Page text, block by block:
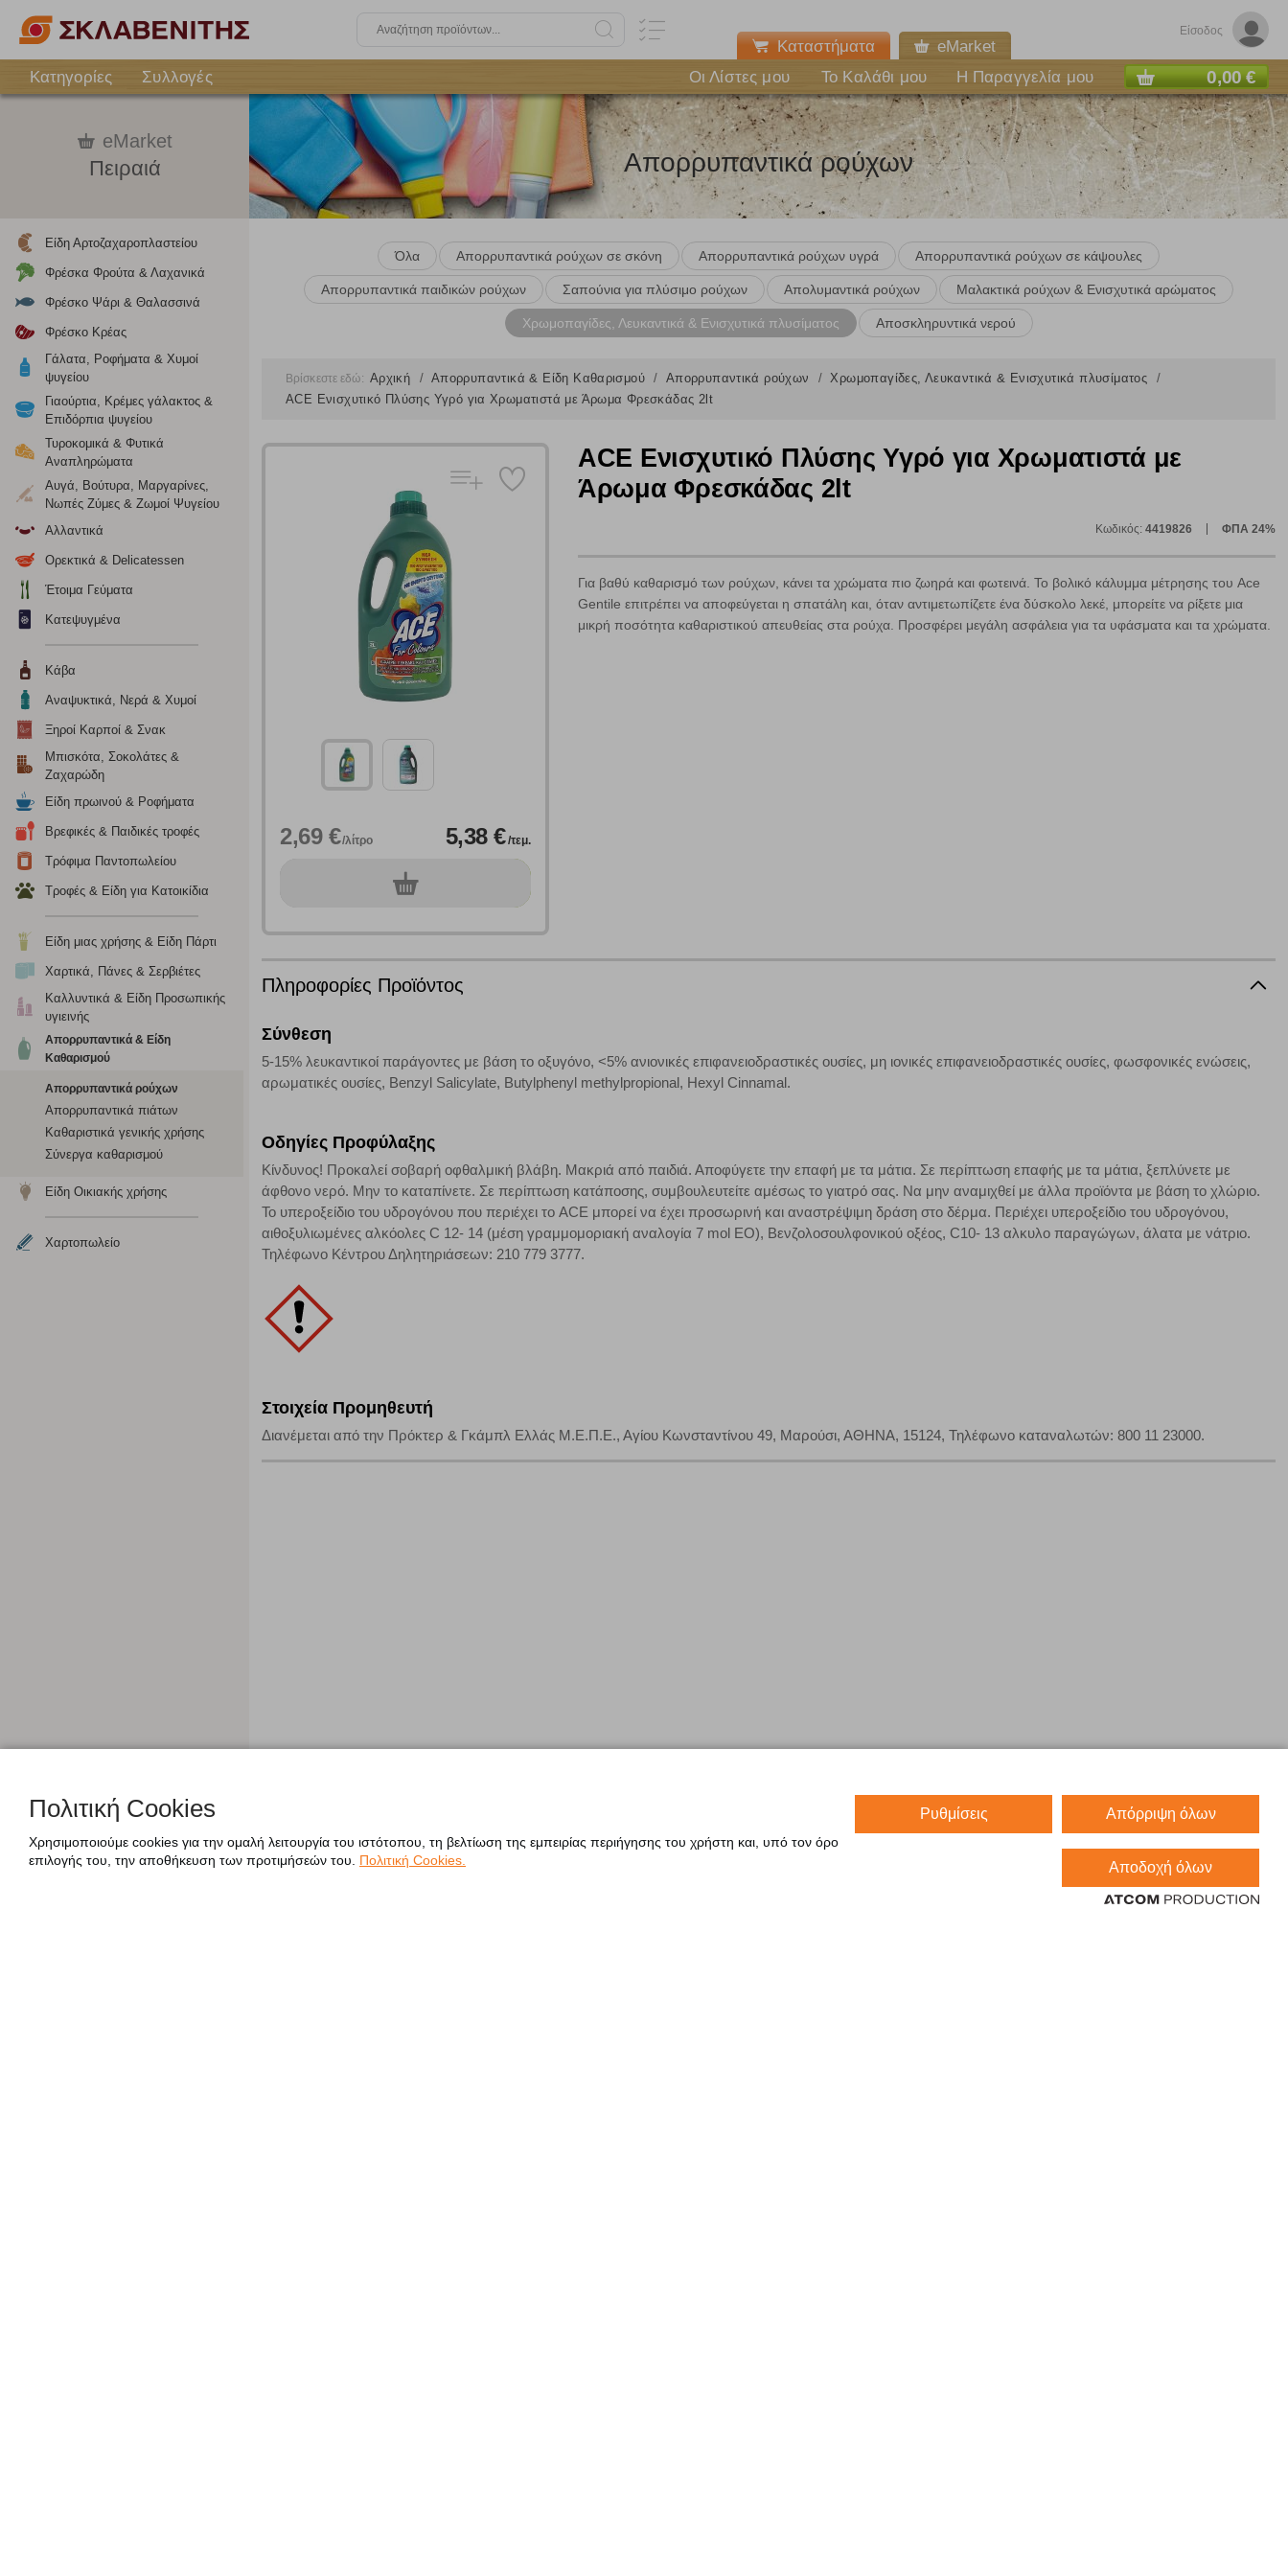
Είσοδος
Καταστήματα
eMarket
Κατηγορίες
Συλλογές Οι Λίστες μου Το Καλάθι μου Η Παραγγελία μου 0,00 €
eMarket
Πειραιά
Είδη Αρτοζαχαροπλαστείου
Φρέσκα Φρούτα & Λαχανικά
Φρέσκο Ψάρι & Θαλασσινά
Φρέσκο Κρέας
Γάλατα, Ροφήματα & Χυμοί
ψυγείου
Γιαούρτια, Κρέμες γάλακτος &
Επιδόρπια ψυγείου
Τυροκομικά & Φυτικά
Αναπληρώματα
Αυγά, Βούτυρα, Μαργαρίνες,
Νωπές Ζύμες & Ζωμοί Ψυγείου
Αλλαντικά
Ορεκτικά & Delicatessen
Έτοιμα Γεύματα
Κατεψυγμένα
Κάβα
Αναψυκτικά, Νερά & Χυμοί
Ξηροί Καρποί & Σνακ
Μπισκότα, Σοκολάτες &
Ζαχαρώδη
Είδη πρωινού & Ροφήματα
Βρεφικές & Παιδικές τροφές
Τρόφιμα Παντοπωλείου
Τροφές & Είδη για Κατοικίδια
Είδη μιας χρήσης & Είδη Πάρτι
Χαρτικά, Πάνες & Σερβιέτες
Καλλυντικά & Είδη Προσωπικής
υγιεινής
Απορρυπαντικά & Είδη
Καθαρισμού
Απορρυπαντικά ρούχων
Απορρυπαντικά πιάτων
Καθαριστικά γενικής χρήσης
Σύνεργα καθαρισμού
Είδη Οικιακής χρήσης
Χαρτοπωλείο
Απορρυπαντικά ρούχων
Όλα Απορρυπαντικά ρούχων σε σκόνη Απορρυπαντικά ρούχων υγρά Απορρυπαντικά ρούχων σε κάψουλες
Απορρυπαντικά παιδικών ρούχων Σαπούνια για πλύσιμο ρούχων Απολυμαντικά ρούχων Μαλακτικά ρούχων & Ενισχυτικά αρώματος
Χρωμοπαγίδες, Λευκαντικά & Ενισχυτικά πλυσίματος Αποσκληρυντικά νερού
Βρίσκεστε εδώ: Αρχική Απορρυπαντικά & Είδη Καθαρισμού Απορρυπαντικά ρούχων
Χρωμοπαγίδες, Λευκαντικά & Ενισχυτικά πλυσίματος
ACE Ενισχυτικό Πλύσης Υγρό για Χρωματιστά με Άρωμα Φρεσκάδας 2lt
2,69 €/λίτρο 5,38 €/τεμ.
0τεμ.
ACE Ενισχυτικό Πλύσης Υγρό για Χρωματιστά με
Άρωμα Φρεσκάδας 2lt
Κωδικός: 4419826 ΦΠΑ 24%
Για βαθύ καθαρισμό των ρούχων, κάνει τα χρώματα πιο ζωηρά και φωτεινά. Το βολικό κάλυμμα μέτρησης του Ace
Gentile επιτρέπει να αποφεύγεται η σπατάλη και, όταν αντιμετωπίζετε ένα δύσκολο λεκέ, μπορείτε να ρίξετε μια
μικρή ποσότητα καθαριστικού απευθείας στα ρούχα. Προσφέρει μεγάλη ασφάλεια για τα υφάσματα και τα χρώματα.
Πληροφορίες Προϊόντος
Σύνθεση
5-15% λευκαντικοί παράγοντες με βάση το οξυγόνο, <5% ανιονικές επιφανειοδραστικές ουσίες, μη ιονικές επιφανειοδραστικές ουσίες, φωσφονικές ενώσεις,
αρωματικές ουσίες, Benzyl Salicylate, Butylphenyl methylpropional, Hexyl Cinnamal.
Οδηγίες Προφύλαξης
Κίνδυνος! Προκαλεί σοβαρή οφθαλμική βλάβη. Μακριά από παιδιά. Αποφύγετε την επαφή με τα μάτια. Σε περίπτωση επαφής με τα μάτια, ξεπλύνετε με
άφθονο νερό. Μην το καταπίνετε. Σε περίπτωση κατάποσης, συμβουλευτείτε αμέσως το γιατρό σας. Να μην αναμιχθεί με άλλα προϊόντα με βάση το χλώριο.
Το υπεροξείδιο του υδρογόνου που περιέχει το ACE μπορεί να έχει προσωρινή και αναστρέψιμη δράση στο δέρμα. Περιέχει υπεροξείδιο του υδρογόνου,
αιθοξυλιωμένες αλκόολες C 12- 14 (μέση γραμμομοριακή αναλογία 7 mol EO), Βενζολοσουλφονικού οξέος, C10- 13 αλκυλο παραγώγων, άλατα με νάτριο.
Τηλέφωνο Κέντρου Δηλητηριάσεων: 210 779 3777.
Στοιχεία Προμηθευτή
Διανέμεται από την Πρόκτερ & Γκάμπλ Ελλάς Μ.Ε.Π.Ε., Αγίου Κωνσταντίνου 49, Μαρούσι, ΑΘΗΝΑ, 15124, Τηλέφωνο καταναλωτών: 800 11 23000.
Πολλαπλή αναζήτηση
όλες τις Κατηγορίες και για κάθε προϊόν.
Πολιτική Cookies
Χρησιμοποιούμε cookies για την ομαλή λειτουργία του ιστότοπου, τη βελτίωση της εμπειρίας περιήγησης του χρήστη και, υπό τον όρο
επιλογής του, την αποθήκευση των προτιμήσεών του.
Πολιτική Cookies.
Ρυθμίσεις Απόρριψη όλων
Αποδοχή όλων
Ρυθμίσεις Cookies
Ενημέρωση
Κατά την απλή περιήγηση ή/και χρήση του ιστότοπου συλλέγουμε αυτόματα δεδομένα σύνδεσης και πληροφορίες σχετικές με την περιήγησή σας, οι οποίες είναι μη εξατομικευμένες και σπάνια
περιέχουν προσωποποιημένα χαρακτηριστικά που υποδεικνύουν την ταυτότητά σας. Τα cookies είναι μικρά αρχεία κειμένου τα οποία, μέσω του προγράμματος περιήγησης εγκαθίστανται στον
υπολογιστή ή την ηλεκτρονική συσκευή σας, προσθέτοντας λειτουργικότητα στην ιστοσελίδα και βελτιώνοντας την εμπειρία περιήγησης ή, εφ΄ όσον το επιλέξετε, απομνημονεύοντας τις προτιμήσεις
σας. Η κατηγορία των απολύτως απαραίτητων cookies για την ομαλή λειτουργία του ιστότοπου είναι η μόνη ενεργοποιημένη. Έχετε τη δυνατότητα να επιλέξετε τις λοιπές κατηγορίες κάνοντας κλικ στο
σχετικό κουμπί επάνω δεξιά, αφού ενημερωθείτε σχετικά. Ωστόσο θα πρέπει να γνωρίζετε ότι αποκλεισμός ορισμένων κατηγοριών αρχείων cookies, μπορεί να επηρεάσει την εμπειρία της περιήγησής
σας ή/και της χρήσης των υπηρεσιών μας.
Δείτε περισσότερα
Λειτουργικά cookies
Τα λειτουργικά cookies επιτρέπουν την παροχή βελτιωμένων λειτουργιών και εξατομίκευσης, όπως π.χ. ζωντανή συνομιλία. Μπορούν να ορισθούν από εμάς ή /και από τρίτους παρόχους, των
οποίων τις υπηρεσίες έχουμε επιλέξει. Αν δεν επιτρέψετε την αποδοχή αυτής της κατηγορίας cookies, ορισμένες ή όλες από αυτές τις λειτουργίες ενδέχεται να μην λειτουργούν σωστά.
Η συγκεκριμένη κατηγορία cookies ρυθμίζεται από συνεργάτες μας (με αντικείμενο τη διαφήμιση) μέσω του ιστότοπού μας. Εφ’ όσον τα επιλέξετε, μπορεί να χρησιμοποιηθούν από τους ανωτέρω
το πρόγραμμα περιήγησης και τη συσκευή σας. Αν δεν επιλέξετε τη συγκεκριμένη κατηγορία cookies, δεν θα λαμβάνετε στοχευμένες διαφημίσεις μας σε διαφορετικούς ιστότοπους.
Cookies απόδοσης
Η συγκεκριμένη κατηγορία cookies μας δίνει τη δυνατότητα να ενημερωνόμαστε για την επισκεψιμότητα του ιστότοπού μας, ώστε να μπορούμε να βελτιώσουμε την απόδοσή του. Μας βοηθούν
να γνωρίζουμε ποιες σελίδες είναι περισσότερο, ή λιγότερο δημοφιλείς και να βλέπουμε την αλληλεπίδραση του χρήστη και το χρόνο παραμονής του. Οι πληροφορίες που συλλέγονται από αυτά
τα cookies είναι συγκεντρωτικές και, συνεπώς, ανώνυμες. Αν δεν επιτρέψετε την αποδοχή αυτής της κατηγορίας cookies, δεν θα γνωρίζουμε πότε έχετε επισκεφθεί την τοποθεσία μας.
Απολύτως απαραίτητα cookies Πάντα Ενεργό
Η συγκεκριμένη κατηγορία cookies είναι απαραίτητη για τη λειτουργία του ιστότοπου και ενεργοποιημένη. Έχετε ωστόσο τη δυνατότητα να ρυθμίσετε το πρόγραμμα περιήγησής σας ώστε να